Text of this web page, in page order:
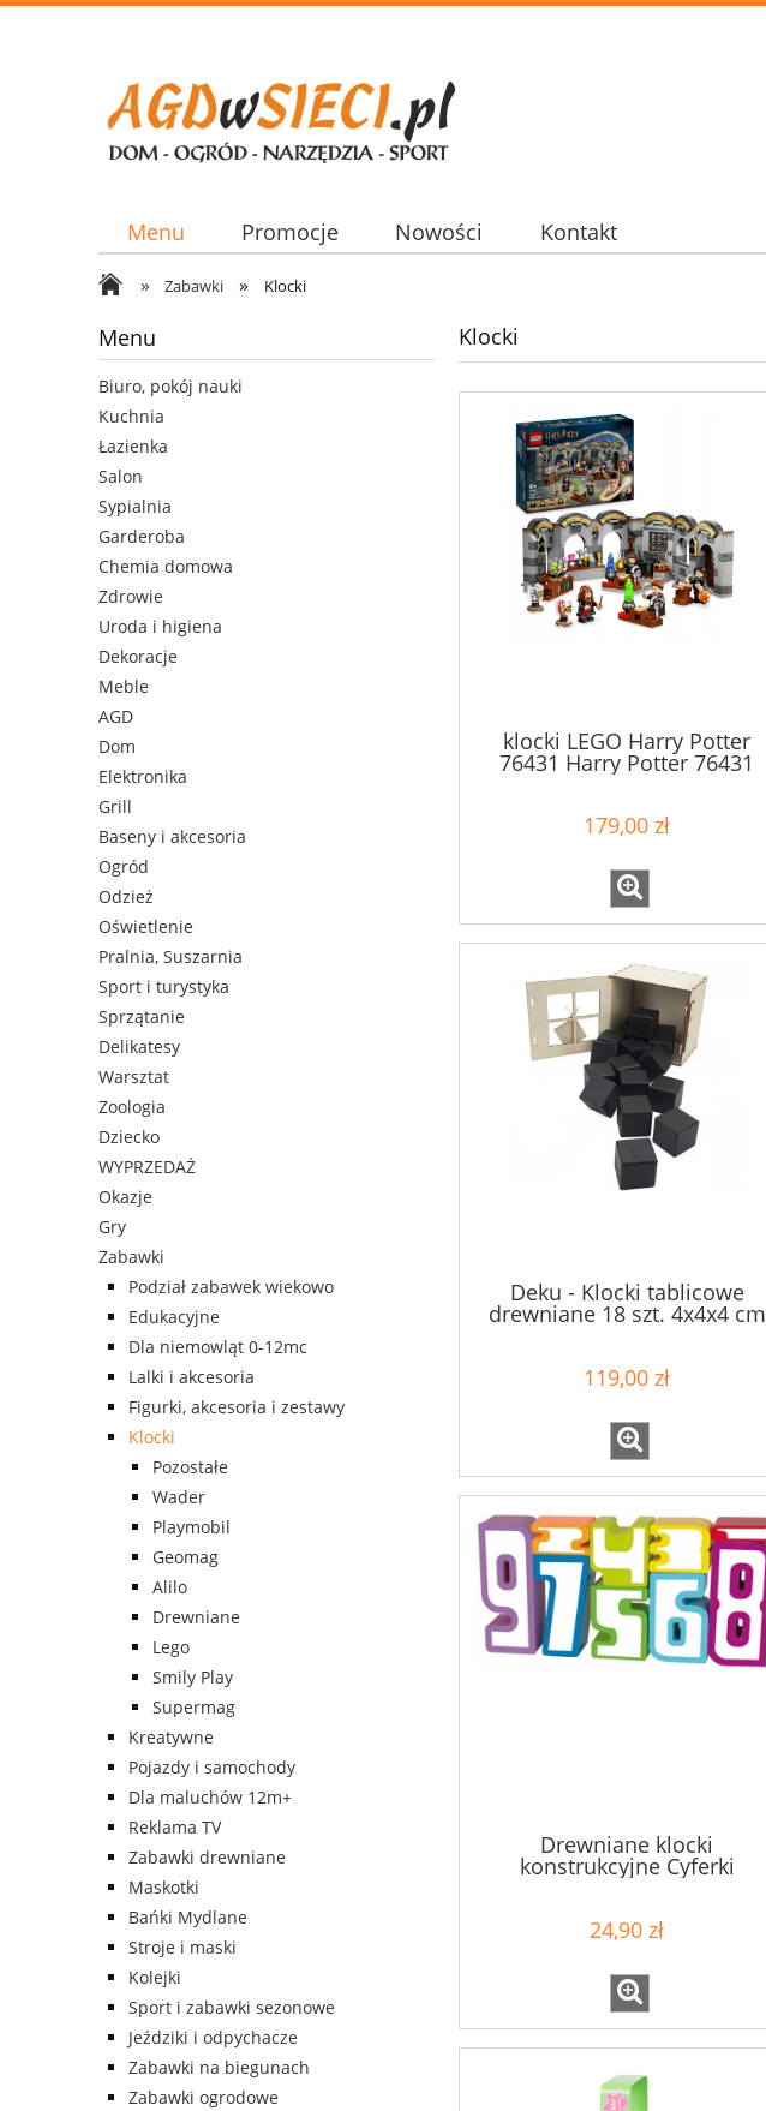
Menu Promocje Nowości Kontakt
» Zabawki » Klocki
Menu
Biuro, pokój nauki
Kuchnia
Łazienka
Salon
Sypialnia
Garderoba
Chemia domowa
Zdrowie
Uroda i higiena
Dekoracje
Meble
AGD
Dom
Elektronika
Grill
Baseny i akcesoria
Ogród
Odzież
Oświetlenie
Pralnia, Suszarnia
Sport i turystyka
Sprzątanie
Delikatesy
Warsztat
Zoologia
Dziecko
WYPRZEDAŻ
Okazje
Gry
Zabawki
Podział zabawek wiekowo
Edukacyjne
Dla niemowląt 0-12mc
Lalki i akcesoria
Figurki, akcesoria i zestawy
Klocki
Pozostałe
Wader
Playmobil
Geomag
Alilo
Drewniane
Lego
Smily Play
Supermag
Kreatywne
Pojazdy i samochody
Dla maluchów 12m+
Reklama TV
Zabawki drewniane
Maskotki
Bańki Mydlane
Stroje i maski
Kolejki
Sport i zabawki sezonowe
Jeździki i odpychacze
Zabawki na biegunach
Zabawki ogrodowe
Klocki
klocki LEGO Harry Potter
76431 Harry Potter 76431
Zamek Hogwart: Godzina
179,00 zł
Deku - Klocki tablicowe
drewniane 18 szt. 4x4x4 cm
119,00 zł
Drewniane klocki
konstrukcyjne Cyferki
Eichhorn 100003409 3+
24,90 zł